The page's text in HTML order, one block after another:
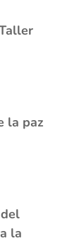
la paz
la